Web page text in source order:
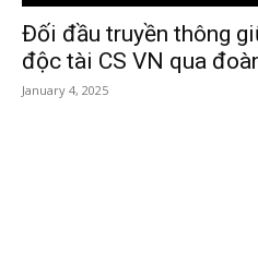
Đối đầu truyền thông
độc tài CS VN qua
January 4, 2025